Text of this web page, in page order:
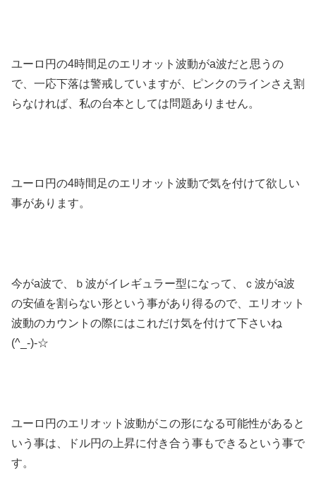
ユーロ円の4時間足のエリオット波動がa波だと思うの
で、一応下落は警戒していますが、ピンクのラインさえ割
らなければ、私の台本としては問題ありません。
ユーロ円の4時間足のエリオット波動で気を付けて欲しい
事があります。
今がa波で、ｂ波がイレギュラー型になって、ｃ波がa波
の安値を割らない形という事があり得るので、エリオット
波動のカウントの際にはこれだけ気を付けて下さいね
(^_-)-☆
ユーロ円のエリオット波動がこの形になる可能性があると
いう事は、ドル円の上昇に付き合う事もできるという事で
す。